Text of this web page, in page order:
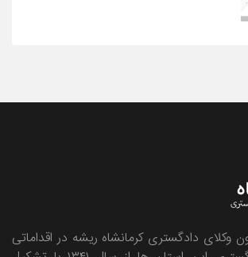
وکلای دادگستری کرمانشاه ریشه در اقداماتی